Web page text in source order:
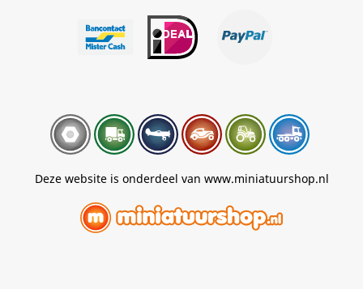
Deze website is onderdeel van www.miniatuurshop.nl